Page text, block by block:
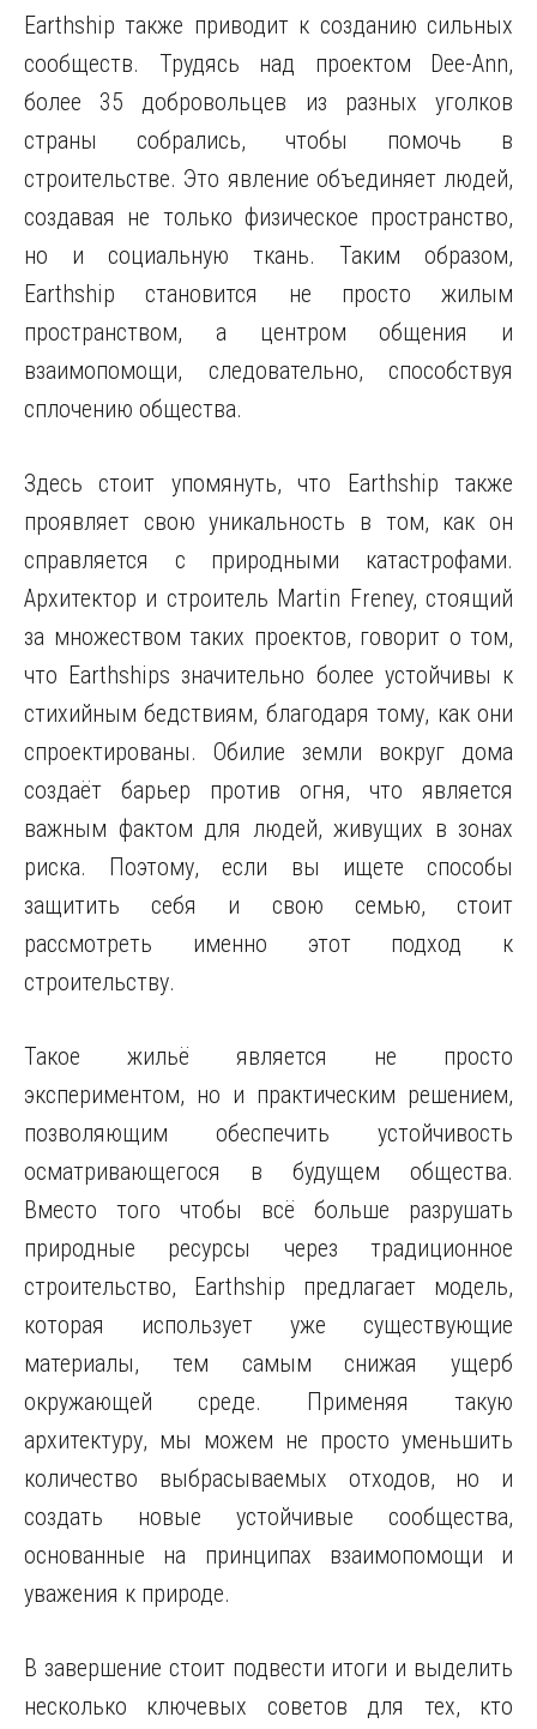
Earthship также приводит к созданию сильных
сообществ. Трудясь над проектом Dee-Ann,
более 35 добровольцев из разных уголков
страны собрались, чтобы помочь в
строительстве. Это явление объединяет людей,
создавая не только физическое пространство,
но и социальную ткань. Таким образом,
Earthship становится не просто жилым
пространством, а центром общения и
взаимопомощи, следовательно, способствуя
сплочению общества.
Здесь стоит упомянуть, что Earthship также
проявляет свою уникальность в том, как он
справляется с природными катастрофами.
Архитектор и строитель Martin Freney, стоящий
за множеством таких проектов, говорит о том,
что Earthships значительно более устойчивы к
стихийным бедствиям, благодаря тому, как они
спроектированы. Обилие земли вокруг дома
создаёт барьер против огня, что является
важным фактом для людей, живущих в зонах
риска. Поэтому, если вы ищете способы
защитить себя и свою семью, стоит
рассмотреть именно этот подход к
строительству.
Такое жильё является не просто
экспериментом, но и практическим решением,
позволяющим обеспечить устойчивость
осматривающегося в будущем общества.
Вместо того чтобы всё больше разрушать
природные ресурсы через традиционное
строительство, Earthship предлагает модель,
которая использует уже существующие
материалы, тем самым снижая ущерб
окружающей среде. Применяя такую
архитектуру, мы можем не просто уменьшить
количество выбрасываемых отходов, но и
создать новые устойчивые сообщества,
основанные на принципах взаимопомощи и
уважения к природе.
В завершение стоит подвести итоги и выделить
несколько ключевых советов для тех, кто